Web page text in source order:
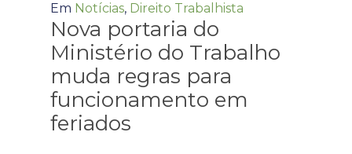
Em Notícias, Direito Trabalhista
Nova portaria do
Ministério do Trabalho
muda regras para
funcionamento em
feriados